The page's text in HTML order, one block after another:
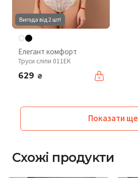
Вигода від 2 шт!
Елегант комфорт
Труси сліпи 011EK
629 ₴
Показати ще
Схожі продукти